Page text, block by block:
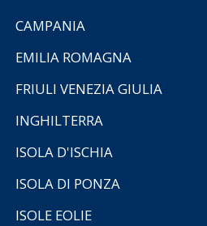
CAMPANIA
EMILIA ROMAGNA
FRIULI VENEZIA GIULIA
INGHILTERRA
ISOLA D'ISCHIA
ISOLA DI PONZA
ISOLE EOLIE